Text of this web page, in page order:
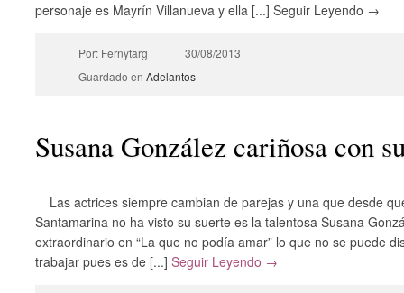
personaje es Mayrín Villanueva y ella [...] Seguir Leyendo →
Por: Fernytarg
30/08/2013
Guardado en Adelantos
Susana González cariñosa con
Las actrices siempre cambian de parejas y una que desde
Santamarina no ha visto su suerte es la talentosa Susana
extraordinario en “La que no podía amar” lo que no se puede
trabajar pues es de [...]Seguir Leyendo →